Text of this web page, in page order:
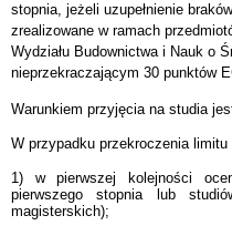
stopnia, jeżeli uzupełnienie
zrealizowane w ramach
Wydziału Budownictwa i Nauk o
nieprzekraczającym 30 punktów
Warunkiem przyjęcia na studia
W przypadku przekroczenia
1) w pierwszej kolejności
pierwszego stopnia lub
magisterskich);